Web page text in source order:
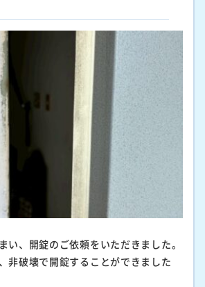
い、開錠のご依頼をいただきました。
非破壊で開錠することができました